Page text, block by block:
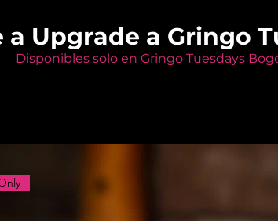
a Upgrade a Gringo
Disponibles solo en Gringo Tuesdays